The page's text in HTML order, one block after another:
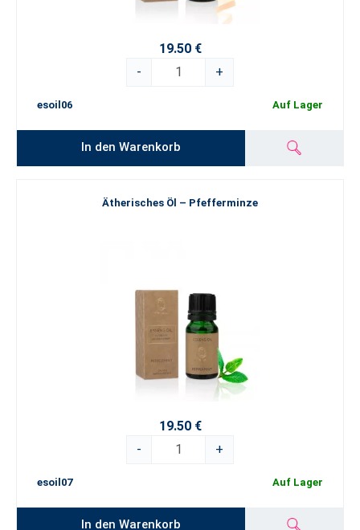
19.50 €
-
+
esoil06 Auf Lager
In den Warenkorb
Ätherisches Öl – Pfefferminze
19.50 €
-
+
esoil07 Auf Lager
In den Warenkorb